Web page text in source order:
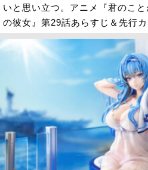
いと思い立つ。アニメ『君のこ
の彼女』第29話あらすじ＆先行カ